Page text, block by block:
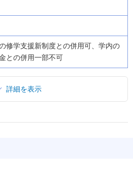
修学支援新制度との併用可、学内の
との併用一部不可
詳細を表示